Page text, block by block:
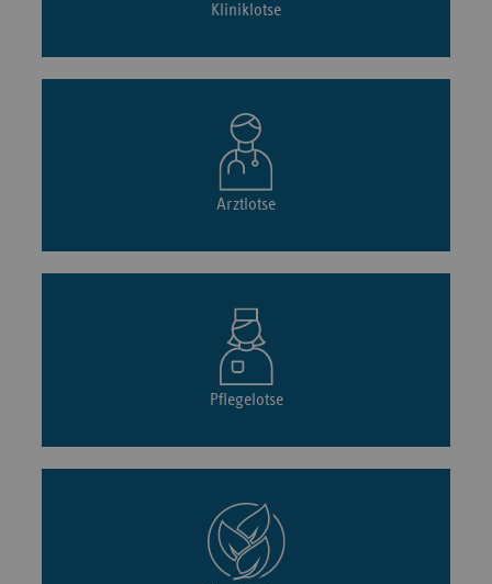
Kliniklotse
Arztlotse
Pflegelotse